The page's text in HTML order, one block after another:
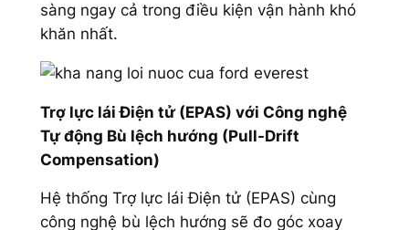
sàng ngay cả trong điều kiện vận hành khó
khăn nhất.
Trợ lực lái Điện tử (EPAS) với Công nghệ
Tự động Bù lệch hướng (Pull-Drift
Compensation)
Hệ thống Trợ lực lái Điện tử (EPAS) cùng
công nghệ bù lệch hướng sẽ đo góc xoay